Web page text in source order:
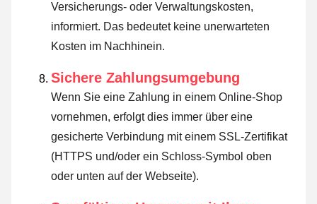
Versicherungs- oder Verwaltungskosten,
informiert. Das bedeutet keine unerwarteten
Kosten im Nachhinein.
Sichere Zahlungsumgebung
Wenn Sie eine Zahlung in einem Online-Shop
vornehmen, erfolgt dies immer über eine
gesicherte Verbindung mit einem SSL-Zertifikat
(HTTPS und/oder ein Schloss-Symbol oben
oder unten auf der Webseite).